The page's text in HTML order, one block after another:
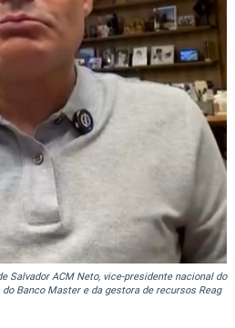
Salvador ACM Neto, vice-presidente nacional do
Banco Master e da gestora de recursos Reag